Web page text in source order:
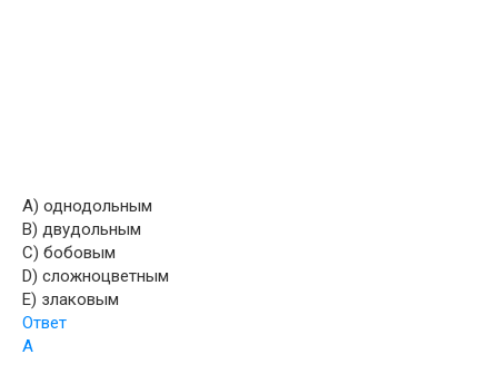
A) однодольным
B) двудольным
C) бобовым
D) сложноцветным
E) злаковым
Ответ
А